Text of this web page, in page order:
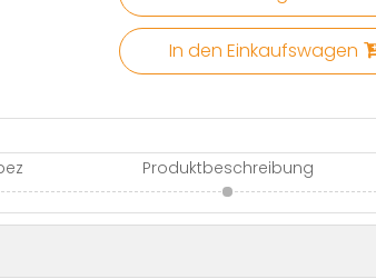
In den Einkaufswagen
Produktbeschreibung